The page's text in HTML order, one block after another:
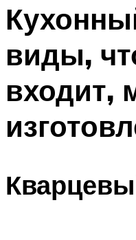
виды,
входит,